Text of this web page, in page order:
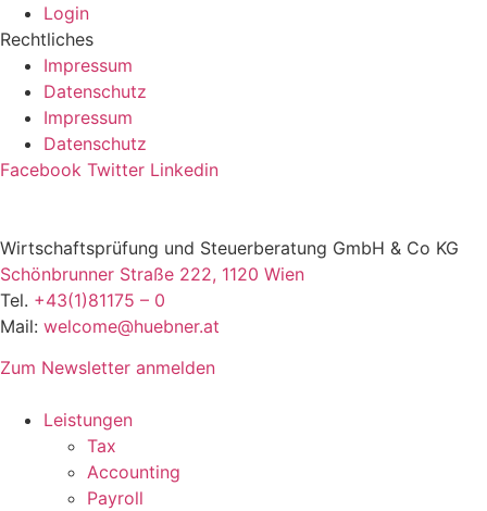
Login
Rechtliches
Impressum
Datenschutz
Impressum
Datenschutz
Facebook Twitter Linkedin
Wirtschaftsprüfung und Steuerberatung GmbH & Co KG
Schönbrunner Straße 222, 1120 Wien
Tel. +43(1)81175 – 0
Mail: welcome@huebner.at
Zum Newsletter anmelden
Leistungen
Tax
Accounting
Payroll